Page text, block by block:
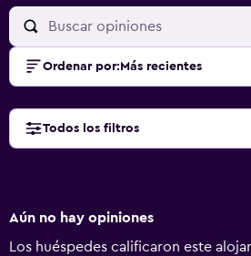
Ordenar por: Más recientes
Todos los filtros
Aún no hay opiniones
Los huéspedes calificaron este